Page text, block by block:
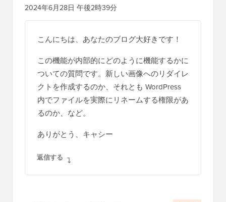
2024年6月28日 午後2時39分
こんにちは、あなたのブログ大好きです！
この機能が内部的にどのように機能するかに
ついての質問です。新しい画像へのリダイレ
クトを作成するのか、それとも WordPress
内でファイルを実際にリネームする権限があ
るのか、など。
ありがとう、キャシー
返信する